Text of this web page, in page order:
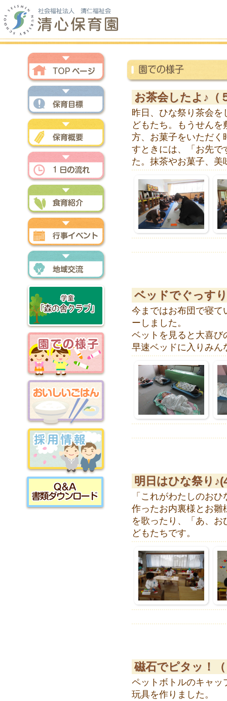
トップページ
保育方針
保育概要
一日の流れ
食育
行事イベント
地域交流
森の舎クラブ
園での様子
おいしいごはん
採用情報
お茶会したよ♪
昨日、ひな祭り茶会を
どもたち。もうせん
方、お菓子をいただく
すときには、「お先で
た。抹茶やお菓子、
ベッドでぐっす
今まではお布団で寝て
ーしました。
ベットを見ると大喜び
早速ベッドに入りみん
明日はひな祭り
「これがわたしのお
作ったお内裏様とお雛
を歌ったり、「あ、
どもたちです。
磁石でピタッ！
ペットボトルのキャッ
玩具を作りました。